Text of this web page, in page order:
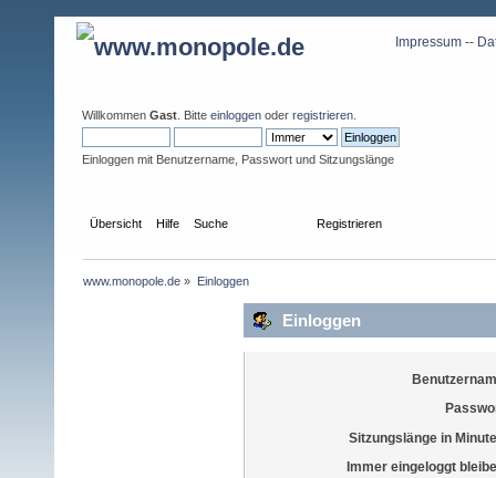
Impressum--
Willkommen Gast . Bitte einloggen oder registrieren
Einloggen mit Benutzername, Passwort und Sitzungslänge
Übersicht Hilfe Suche Registrieren
www.monopole.de » Einloggen
Einloggen
Sitzungslänge in
Immer eingeloggt